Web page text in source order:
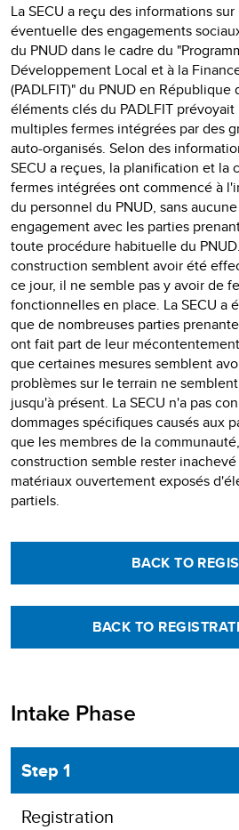
La SECU a reçu des informations
éventuelle des engagements
du PNUD dans le cadre du
Développement Local et à la
(PADLFIT)" du PNUD en République
éléments clés du PADLFIT
multiples fermes intégrées par des
auto-organisés. Selon des
SECU a reçues, la planification et la
fermes intégrées ont commencé à
du personnel du PNUD, sans
engagement avec les parties
toute procédure habituelle du
construction semblent avoir été
ce jour, il ne semble pas y avoir de
fonctionnelles en place. La SECU a
que de nombreuses parties
ont fait part de leur
que certaines mesures semblent
problèmes sur le terrain ne
jusqu'à présent. La SECU n'a pas
dommages spécifiques causés aux
que les membres de la
construction semble rester
matériaux ouvertement exposés
partiels.
BACK TO
BACK TO
Intake Phase
Step 1
Registration